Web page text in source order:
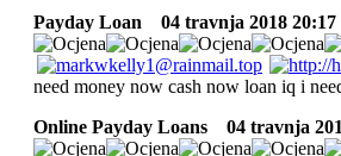
Payday Loan
04 travnja 2018 20:17
need money now cash now loan iq i
Online Payday Loans
04 travnja